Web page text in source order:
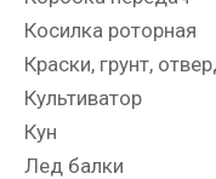
Косилка роторная
Краски, грунт,
Культиватор
Кун
Лед балки